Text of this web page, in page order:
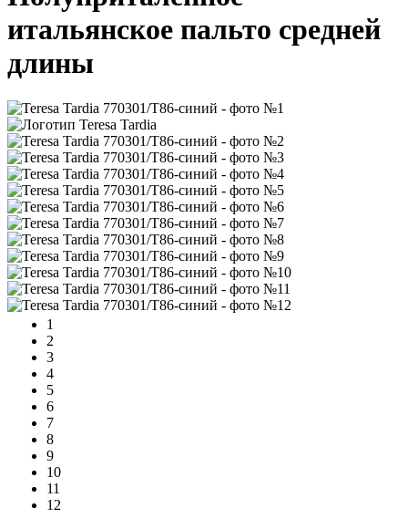
итальянское пальто средней
длины
1
2
3
4
5
6
7
8
9
10
11
12